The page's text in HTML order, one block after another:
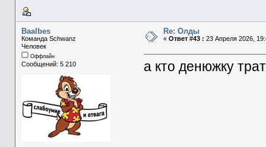
Baalbes
Команда Schwanz
Человек
Оффлайн
Сообщений: 5 210
Re: Олды
« Ответ #43 : 23 Апреля 2026,
а кто денюжку